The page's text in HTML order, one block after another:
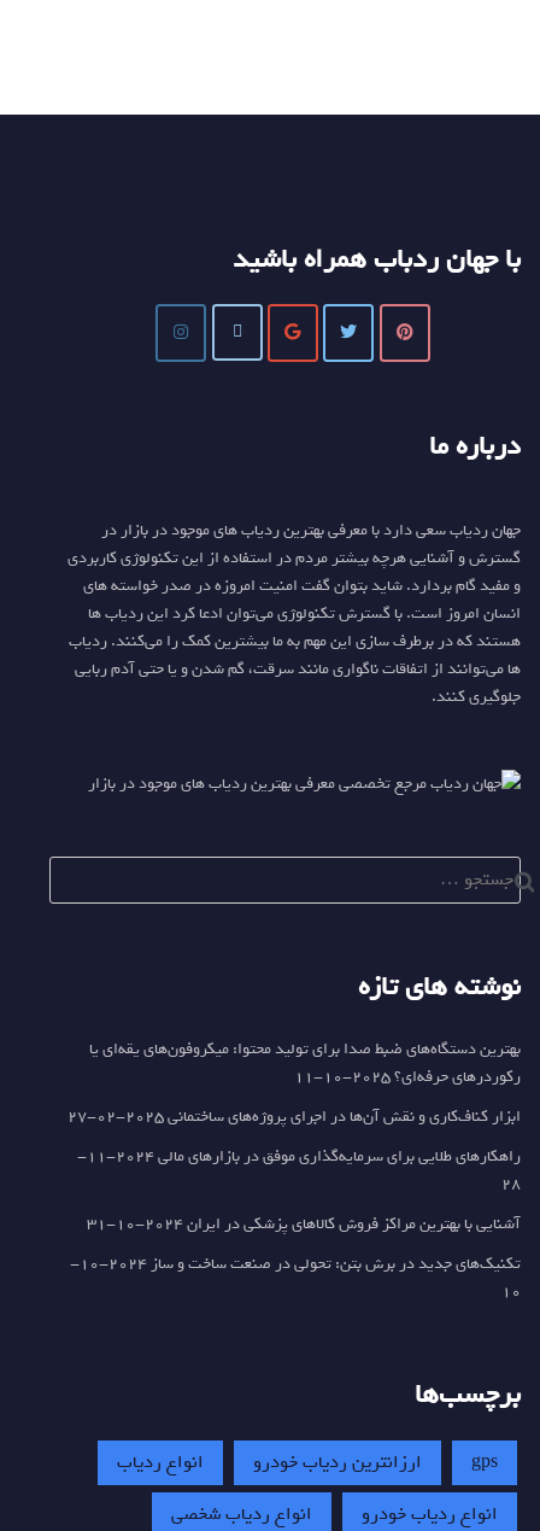
با جهان ردباب همراه باشید
درباره ما
جهان ردیاب سعی دارد با معرفی بهترین ردیاب های موجود در بازار در
گسترش و آشنایی هرچه بیشتر مردم در استفاده از این تکنولوژی کاربردی
و مفید گام بردارد. شاید بتوان گفت امنیت امروزه در صدر خواسته های
انسان امروز است. با گسترش تکنولوژی می‌توان ادعا کرد این ردیاب ها
هستند که در برطرف سازی این مهم به ما بیشترین کمک را می‌کنند. ردیاب
ها می‌توانند از اتفاقات ناگواری مانند سرقت، گم شدن و یا حتی آدم ربایی
جلوگیری کنند.
جستجو
برای:
نوشته های تازه
بهترین دستگاه‌های ضبط صدا برای تولید محتوا: میکروفون‌های یقه‌ای یا
رکوردرهای حرفه‌ای؟2025-10-11
ابزار کناف‌کاری و نقش آن‌ها در اجرای پروژه‌های ساختمانی2025-02-27
راهکارهای طلایی برای سرمایه‌گذاری موفق در بازارهای مالی
2024-11-
28
آشنایی با بهترین مراکز فروش کالاهای پزشکی در ایران 2024-10-31
تکنیک‌های جدید در برش بتن: تحولی در صنعت ساخت و ساز
2024-10-
10
برچسب‌ها
gps ارزانترین ردیاب خودرو
انواع ردیاب
انواع ردیاب خودرو
انواع ردیاب شخصی